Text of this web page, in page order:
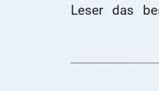
Leser das